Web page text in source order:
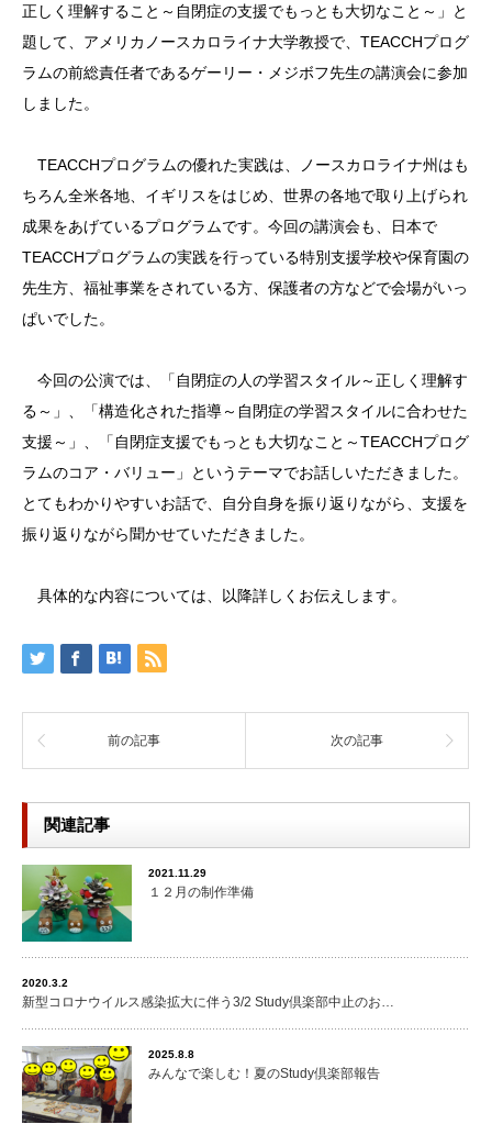
正しく理解すること～自閉症の支援でもっとも大切なこと～」と
題して、アメリカノースカロライナ大学教授で、TEACCHプログ
ラムの前総責任者であるゲーリー・メジボフ先生の講演会に参加
しました。
TEACCHプログラムの優れた実践は、ノースカロライナ州はも
ちろん全米各地、イギリスをはじめ、世界の各地で取り上げられ
成果をあげているプログラムです。今回の講演会も、日本で
TEACCHプログラムの実践を行っている特別支援学校や保育園の
先生方、福祉事業をされている方、保護者の方などで会場がいっ
ぱいでした。
今回の公演では、「自閉症の人の学習スタイル～正しく理解す
る～」、「構造化された指導～自閉症の学習スタイルに合わせた
支援～」、「自閉症支援でもっとも大切なこと～TEACCHプログ
ラムのコア・バリュー」というテーマでお話しいただきました。
とてもわかりやすいお話で、自分自身を振り返りながら、支援を
振り返りながら聞かせていただきました。
具体的な内容については、以降詳しくお伝えします。
前の記事 次の記事
関連記事
2021.11.29
１２月の制作準備
2020.3.2
新型コロナウイルス感染拡大に伴う3/2 Study倶楽部中止のお…
2025.8.8
みんなで楽しむ！夏のStudy倶楽部報告